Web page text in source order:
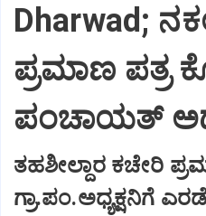
Dharwad;
ಪ್ರಮಾಣ ಪತ್ರ
ಪಂಚಾಯತ್
ತಹಶೀಲ್ದಾರ ಕಚೇರಿ
ಗ್ರಾ.ಪಂ.ಅಧ್ಯಕ್ಷನಿಗೆ